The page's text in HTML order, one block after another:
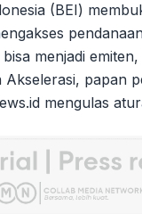
(BEI)
menjadi
papan
mengulas